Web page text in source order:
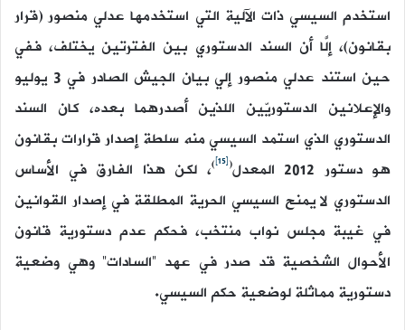
استخدم السيسي ذات الآلية التي استخدمها عدلي منصور (قرار
بقانون)، إلَّا أن السند الدستوري بين الفترتين يختلف، ففي
حين استند عدلي منصور إلي بيان الجيش الصادر في 3 يوليو
والإعلانين الدستوريّين اللذين أصدرهما بعده، كان السند
الدستوري الذي استمد السيسي منه سلطة إصدار قرارات بقانون
هو دستور 2012 المعدل
(
[15]
)، لكن هذا الفارق في الأساس
الدستوري لا يمنح السيسي الحرية المطلقة في إصدار القوانين
في غيبة مجلس نواب منتخب، فحكم عدم دستورية قانون
الأحوال الشخصية قد صدر في عهد “السادات” وهي وضعية
دستورية مماثلة لوضعية حكم السيسي.